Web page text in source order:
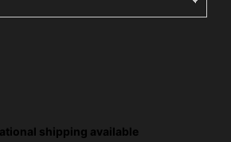
shipping available